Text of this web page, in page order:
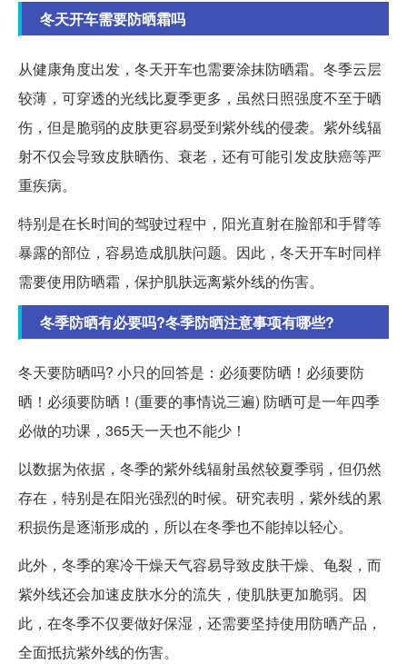
冬天开车需要防晒霜吗
从健康角度出发，冬天开车也需要涂抹防晒霜。冬季云层
较薄，可穿透的光线比夏季更多，虽然日照强度不至于晒
伤，但是脆弱的皮肤更容易受到紫外线的侵袭。紫外线辐
射不仅会导致皮肤晒伤、衰老，还有可能引发皮肤癌等严
重疾病。
特别是在长时间的驾驶过程中，阳光直射在脸部和手臂等
暴露的部位，容易造成肌肤问题。因此，冬天开车时同样
需要使用防晒霜，保护肌肤远离紫外线的伤害。
冬季防晒有必要吗?冬季防晒注意事项有哪些?
冬天要防晒吗? 小只的回答是：必须要防晒！必须要防
晒！必须要防晒！(重要的事情说三遍) 防晒可是一年四季
必做的功课，365天一天也不能少！
以数据为依据，冬季的紫外线辐射虽然较夏季弱，但仍然
存在，特别是在阳光强烈的时候。研究表明，紫外线的累
积损伤是逐渐形成的，所以在冬季也不能掉以轻心。
此外，冬季的寒冷干燥天气容易导致皮肤干燥、龟裂，而
紫外线还会加速皮肤水分的流失，使肌肤更加脆弱。因
此，在冬季不仅要做好保湿，还需要坚持使用防晒产品，
全面抵抗紫外线的伤害。